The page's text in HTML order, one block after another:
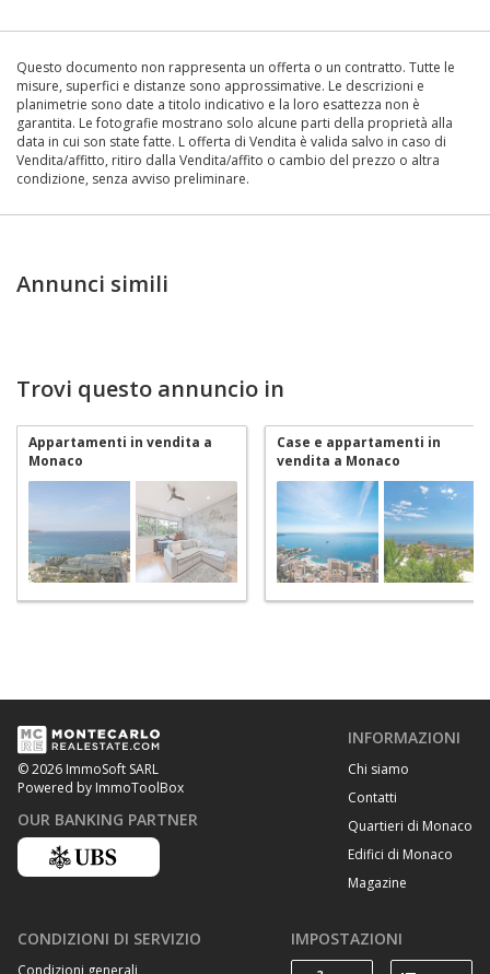
Questo documento non rappresenta un offerta o un contratto. Tutte le
misure, superfici e distanze sono approssimative. Le descrizioni e
planimetrie sono date a titolo indicativo e la loro esattezza non è
garantita. Le fotografie mostrano solo alcune parti della proprietà alla
data in cui son state fatte. L offerta di Vendita è valida salvo in caso di
Vendita/affitto, ritiro dalla Vendita/affito o cambio del prezzo o altra
condizione, senza avviso preliminare.
Annunci simili
Trovi questo annuncio in
Appartamenti in vendita a
Monaco
Case e appartamenti in
vendita a Monaco
© 2026 ImmoSoft SARL
Powered by ImmoToolBox
OUR BANKING PARTNER
INFORMAZIONI
Chi siamo
Contatti
Quartieri di Monaco
Edifici di Monaco
Magazine
CONDIZIONI DI SERVIZIO
Condizioni generali
IMPOSTAZIONI